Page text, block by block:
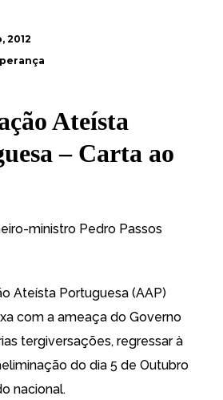
2012
Ateísta
– Carta ao
ministro Pedro Passos
Ateísta Portuguesa (AAP)
com a ameaça do Governo
tergiversações, regressar à
eliminação do dia 5 de Outubro
nacional.